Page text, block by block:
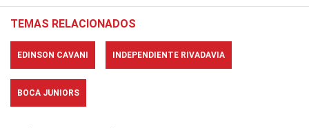
TEMAS RELACIONADOS
EDINSON CAVANI INDEPENDIENTE RIVADAVIA
BOCA JUNIORS